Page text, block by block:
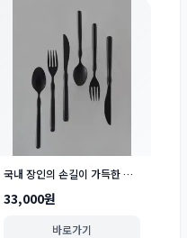
국내 장인의 손길이 가득한 곡선 오브제 커트러리 시리즈
33,000원
바로가기